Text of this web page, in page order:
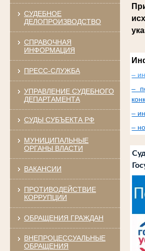
СУДЕБНОЕ
ДЕЛОПРОИЗВОДСТВО
СПРАВОЧНАЯ
ИНФОРМАЦИЯ
ПРЕСС-СЛУЖБА
УПРАВЛЕНИЕ СУДЕБНОГО
ДЕПАРТАМЕНТА
СУДЫ СУБЪЕКТА РФ
МУНИЦИПАЛЬНЫЕ
ОРГАНЫ ВЛАСТИ
ВАКАНСИИ
ПРОТИВОДЕЙСТВИЕ
КОРРУПЦИИ
ОБРАЩЕНИЯ ГРАЖДАН
ВНЕПРОЦЕССУАЛЬНЫЕ
ОБРАЩЕНИЯ
–
–
–
–